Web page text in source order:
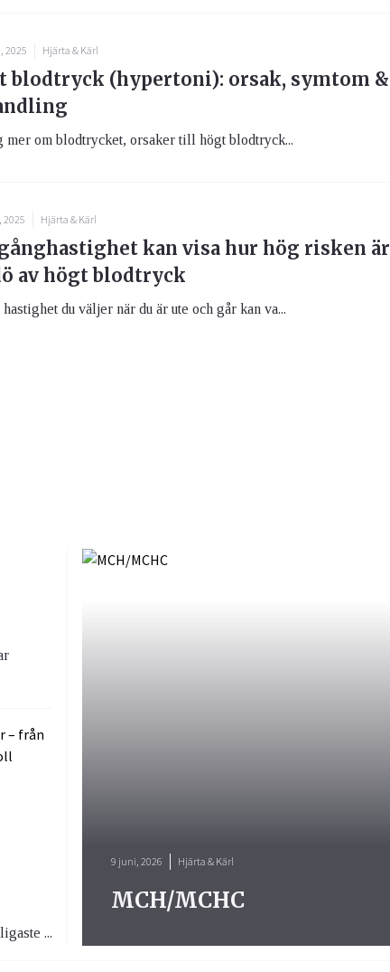
2025 Hjärta & Kärl
blodtryck (hypertoni): orsak, symtom &
mer om blodtrycket, orsaker till högt blodtryck...
2025 Hjärta & Kärl
kan visa hur hög risken är
av högt blodtryck
du väljer när du är ute och går kan va...
...
9 juni, 2026 Hjärta & Kärl
MCH/MCHC